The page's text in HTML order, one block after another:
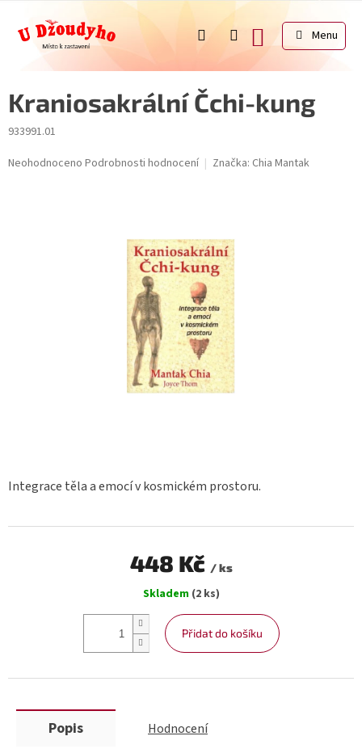
obsah
NÁKUPNÍ
KOŠÍK
Kraniosakrální Čchi-kung
933991.01
Průměrné
Neohodnoceno Podrobnosti hodnocení Značka: Chia Mantak
Integrace těla a emocí v kosmickém prostoru.
448 Kč / ks
cena:
Skladem (2 ks)
Přidat do košíku
Popis Hodnocení